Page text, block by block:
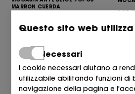
MARRON CUERDA
Questo sito web
Necessari
I cookie necessari aiutano a
utilizzabile abilitando funzioni di
navigazione della pagina e